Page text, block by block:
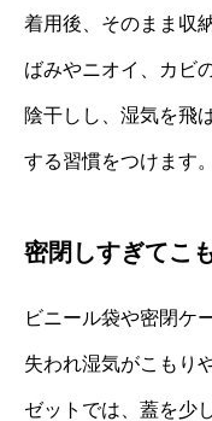
着用後、そのまま収
ばみやニオイ、カビ
陰干しし、湿気を飛
する習慣をつけます
密閉しすぎてこ
ビニール袋や密閉ケ
失われ湿気がこもり
ゼットでは、蓋を少